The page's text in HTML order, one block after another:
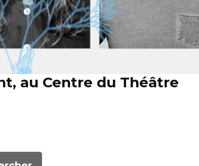
au Centre du Théâtre